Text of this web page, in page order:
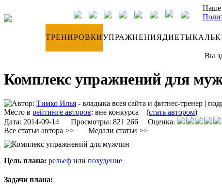
Наше
ТРЕНИРОВКИУПРАЖНЕНИЯДИЕТЫ
Вы
Комплекс упражнений для
Автор: Тимко Илья - владыка всея сайта и фитнес-тренер |
Место в рейтинге авторов: вне конкурса (стать автором)
Дата: 2014-09-14 Просмотры: 821 266 Оценка:
Все статьи автора >>
Медали статьи >>
Цель плана: рельеф или похудение
Задачи плана: